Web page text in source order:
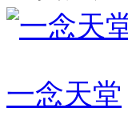
一念天堂